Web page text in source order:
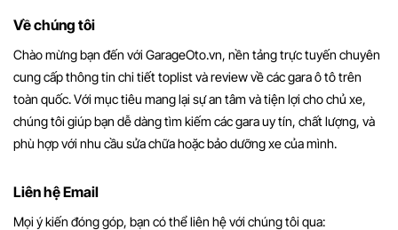
Về chúng tôi
Chào mừng bạn đến với GarageOto.vn, nền tảng trực tuyến chuyên
cung cấp thông tin chi tiết toplist và review về các gara ô tô trên
toàn quốc. Với mục tiêu mang lại sự an tâm và tiện lợi cho chủ xe,
chúng tôi giúp bạn dễ dàng tìm kiếm các gara uy tín, chất lượng, và
phù hợp với nhu cầu sửa chữa hoặc bảo dưỡng xe của mình.
Liên hệ Email
Mọi ý kiến đóng góp, bạn có thể liên hệ với chúng tôi qua: